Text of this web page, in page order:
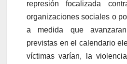
represión focalizada
organizaciones sociales o
a medida que
previstas en el calendario
víctimas varían, la